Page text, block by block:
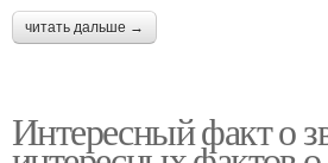
читать дальше →
Интересный факт о